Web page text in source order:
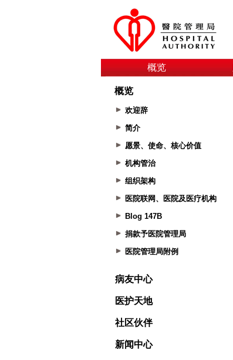
概览
概览
欢迎辞
简介
愿景、使命、核心价值
机构管治
组织架构
医院联网、医院及医疗机构
Blog 147B
捐款予医院管理局
医院管理局附例
病友中心
医护天地
社区伙伴
新闻中心